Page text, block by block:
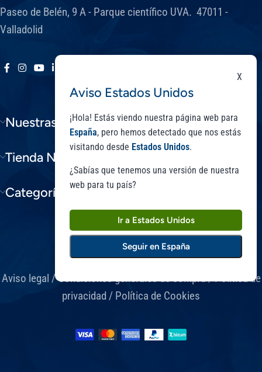
Paseo de Belén, 9 A - Parque científico UVA. 47011 -
Valladolid
Nuestras Gamas
Tienda Niam
Categorías Blog
Aviso legal /Condiciones generales de compra/Política de
privacidad / Política de Cookies
X
Aviso Estados Unidos
¡Hola! Estás viendo nuestra página web para
España, pero hemos detectado que nos estás
visitando desde Estados Unidos.
¿Sabías que tenemos una versión de nuestra
web para tu país?
Ir a Estados Unidos
Seguir en España